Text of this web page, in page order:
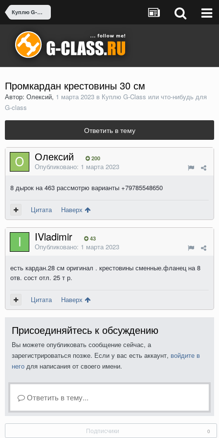
Куплю G-Class или что-нибудь для G-class
Промкардан крестовины 30 см
Автор: Олексий, 1 марта 2023 в Куплю G-Class или что-нибудь для
G-class
Ответить в тему
Олексий 200
Опубликовано: 1 марта 2023
8 дырок на 463 рассмотрю варианты +79785548650
Цитата Наверх
IVladimir 43
Опубликовано: 1 марта 2023
есть кардан.28 см оригинал . крестовины сменные.фланец на 8
отв. сост отл. 25 т р.
Цитата Наверх
Присоединяйтесь к обсуждению
Вы можете опубликовать сообщение сейчас, а
зарегистрироваться позже. Если у вас есть аккаунт, войдите в
него для написания от своего имени.
Ответить в тему...
Подписчики 0